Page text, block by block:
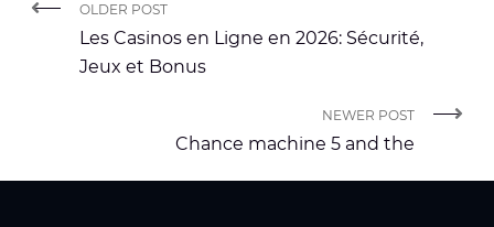
OLDER POST
Les Casinos en Ligne en 2026: Sécurité,
Jeux et Bonus
NEWER POST
Chance machine 5 and the